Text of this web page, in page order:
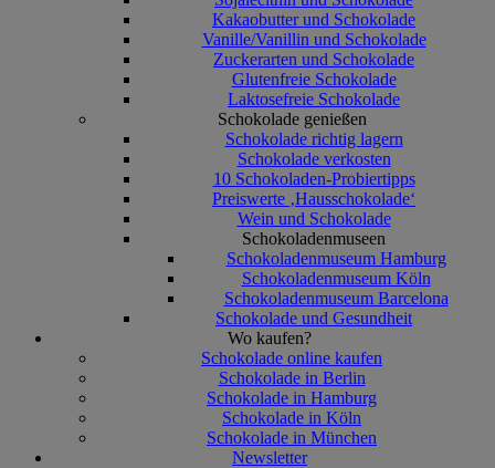
Kakaobutter und Schokolade
Vanille/Vanillin und Schokolade
Zuckerarten und Schokolade
Glutenfreie Schokolade
Laktosefreie Schokolade
Schokolade genießen
Schokolade richtig lagern
Schokolade verkosten
10 Schokoladen-Probiertipps
Preiswerte ‚Hausschokolade‘
Wein und Schokolade
Schokoladenmuseen
Schokoladenmuseum Hamburg
Schokoladenmuseum Köln
Schokoladenmuseum Barcelona
Schokolade und Gesundheit
Wo kaufen?
Schokolade online kaufen
Schokolade in Berlin
Schokolade in Hamburg
Schokolade in Köln
Schokolade in München
Newsletter